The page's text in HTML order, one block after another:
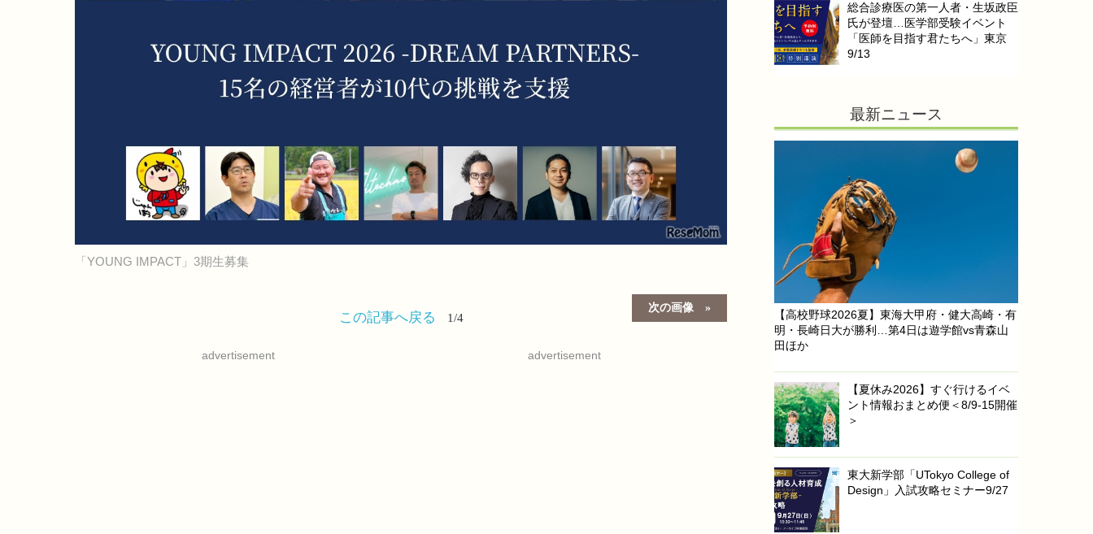
「YOUNG IMPACT」3期生募集
次の画像
この記事へ戻る 1/4
advertisement advertisement
総合診療医の第一人者・生坂政臣
氏が登壇…医学部受験イベント
「医師を目指す君たちへ」東京
9/13
最新ニュース
【高校野球2026夏】東海大甲府・健大高崎・有
明・長崎日大が勝利…第4日は遊学館vs青森山
田ほか
【夏休み2026】すぐ行けるイベ
ント情報おまとめ便＜8/9-15開催
＞
東大新学部「UTokyo College of
Design」入試攻略セミナー9/27